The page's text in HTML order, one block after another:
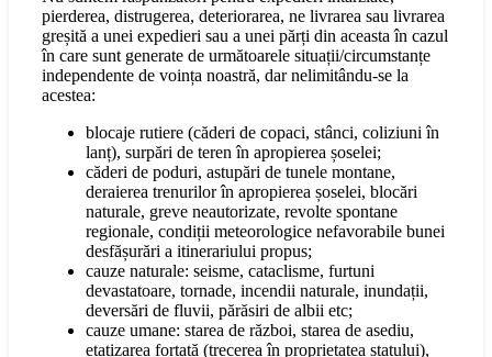
pierderea, distrugerea, deteriorarea, ne livrarea sau livrarea
greșită a unei expedieri sau a unei părți din aceasta în cazul
în care sunt generate de următoarele situații/circumstanțe
independente de voința noastră, dar nelimitându-se la
acestea:
blocaje rutiere (căderi de copaci, stânci, coliziuni în
lanț), surpări de teren în apropierea șoselei;
căderi de poduri, astupări de tunele montane,
deraierea trenurilor în apropierea șoselei, blocări
naturale, greve neautorizate, revolte spontane
regionale, condiții meteorologice nefavorabile bunei
desfășurări a itinerariului propus;
cauze naturale: seisme, cataclisme, furtuni
devastatoare, tornade, incendii naturale, inundații,
deversări de fluvii, părăsiri de albii etc;
cauze umane: starea de război, starea de asediu,
etatizarea forțată (trecerea în proprietatea statului),